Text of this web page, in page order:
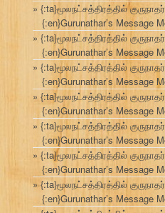
{:ta}மூலநட்சத்திரத்தில்
{:en}Gurunathar’s Message
{:ta}மூலநட்சத்திரத்தில்
{:en}Gurunathar’s Message
{:ta}மூலநட்சத்திரத்தில்
{:en}Gurunathar’s Message
{:ta}மூலநட்சத்திரத்தில்
{:en}Gurunathar’s Message
{:ta}மூலநட்சத்திரத்தில்
{:en}Gurunathar’s Message
{:ta}மூலநட்சத்திரத்தில்
{:en}Gurunathar’s Message
{:ta}மூலநட்சத்திரத்தில்
{:en}Gurunathar’s Message